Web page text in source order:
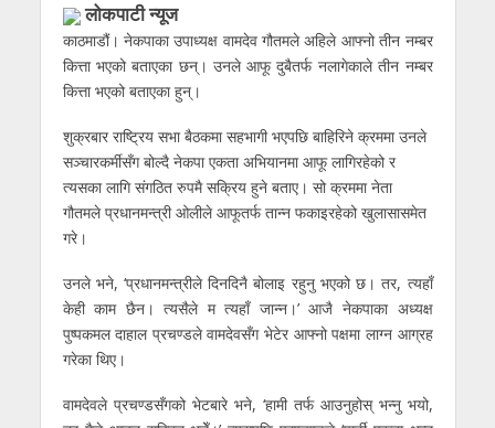
लोकपाटी न्यूज
काठमाडौं। नेकपाका उपाध्यक्ष वामदेव गौतमले अहिले आफ्नो तीन नम्बर
कित्ता भएको बताएका छन्। उनले आफू दुबैतर्फ नलागेकाले तीन नम्बर
कित्ता भएको बताएका हुन्।
शुक्रबार राष्ट्रिय सभा बैठकमा सहभागी भएपछि बाहिरिने क्रममा उनले
सञ्चारकर्मीसँग बोल्दै नेकपा एकता अभियानमा आफू लागिरहेको र
त्यसका लागि संगठित रुपमै सक्रिय हुने बताए। सो क्रममा नेता
गौतमले प्रधानमन्त्री ओलीले आफूतर्फ तान्न फकाइरहेको खुलासासमेत
गरे।
उनले भने, ‘प्रधानमन्त्रीले दिनदिनै बोलाइ रहुनु भएको छ। तर, त्यहाँ
केही काम छैन। त्यसैले म त्यहाँ जान्न।’ आजै नेकपाका अध्यक्ष
पुष्पकमल दाहाल प्रचण्डले वामदेवसँग भेटेर आफ्नो पक्षमा लाग्न आग्रह
गरेका थिए।
वामदेवले प्रचण्डसँगको भेटबारे भने, ‘हामी तर्फ आउनुहोस् भन्नु भयो,